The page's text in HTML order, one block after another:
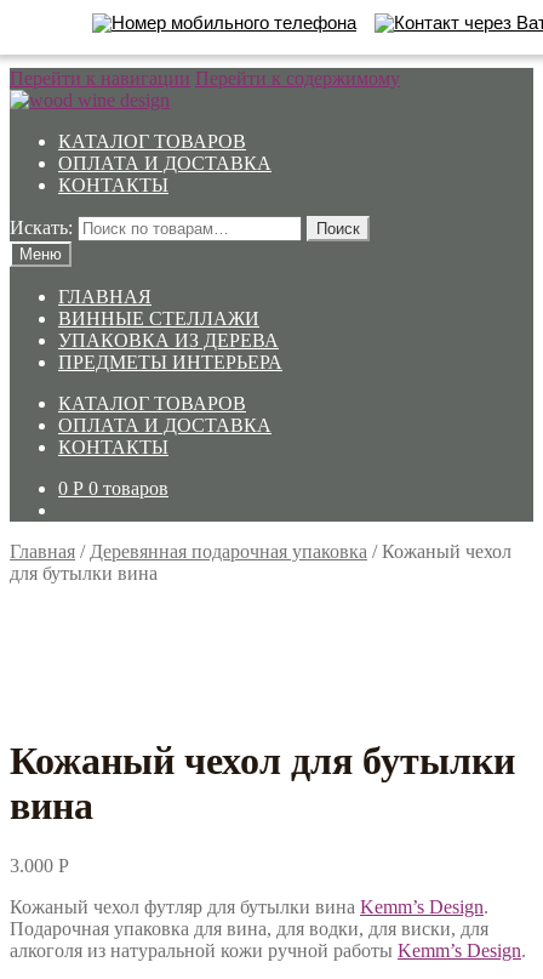
Перейти к навигации Перейти к содержимому
КАТАЛОГ ТОВАРОВ
ОПЛАТА И ДОСТАВКА
КОНТАКТЫ
Искать:
Поиск
Меню
ГЛАВНАЯ
ВИННЫЕ СТЕЛЛАЖИ
УПАКОВКА ИЗ ДЕРЕВА
ПРЕДМЕТЫ ИНТЕРЬЕРА
КАТАЛОГ ТОВАРОВ
ОПЛАТА И ДОСТАВКА
КОНТАКТЫ
0 Р 0 товаров
Главная / Деревянная подарочная упаковка /Кожаный чехол
для бутылки вина
Кожаный чехол для бутылки
вина
3.000 Р
Кожаный чехол футляр для бутылки вина Kemm’s Design.
Подарочная упаковка для вина, для водки, для виски, для
алкоголя из натуральной кожи ручной работы Kemm’s Design.